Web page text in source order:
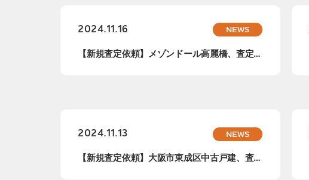
2024.11.16 NEWS
【新規査定依頼】メゾンドール高麗橋、査定依
2024.11.13 NEWS
【新規査定依頼】大阪市東成区中古戸建、査定